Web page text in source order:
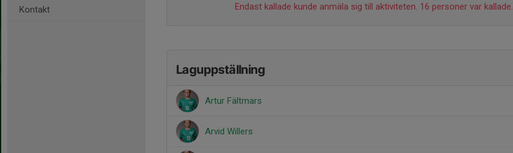
Kontakt
Endast kallade kunde anmäla sig till aktiviteten. 16 personer var kallade.
Laguppställning
Artur Fältmars
Arvid Willers